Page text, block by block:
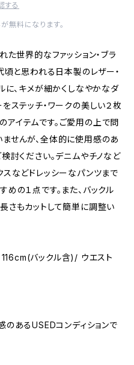
する
無料になります。
世界的なファッション・ブラ
と思われる日本製のレザー・
に、キメが細かくしなやかなダ
ステッチ・ワークの美しい２枚
イテムです。ご愛用の上で問
せんが、全体的に使用感のあ
討ください。デニムやチノなど
スなどドレッシーなパンツまで
の１点です。また、バックル
さもカットして簡単に調整い
バックル含)/ ウエスト
USEDコンディションで